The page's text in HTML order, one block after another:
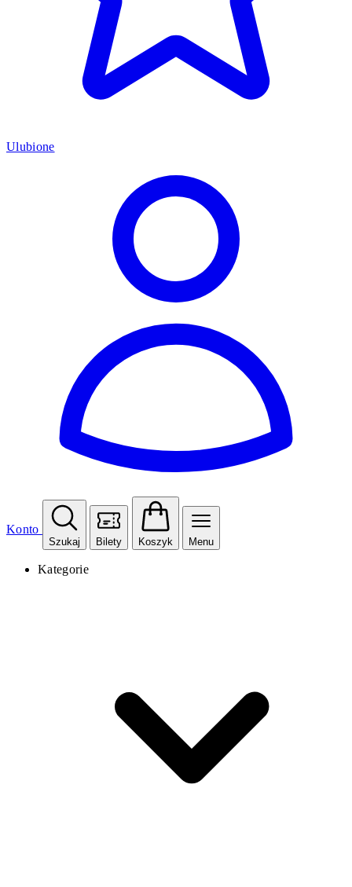
Ulubione
Konto
Szukaj Bilety Koszyk Menu
Kategorie